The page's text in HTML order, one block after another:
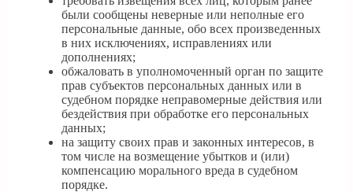
были сообщены неверные или неполные его
персональные данные, обо всех произведенных
в них исключениях, исправлениях или
дополнениях;
обжаловать в уполномоченный орган по защите
прав субъектов персональных данных или в
судебном порядке неправомерные действия или
бездействия при обработке его персональных
данных;
на защиту своих прав и законных интересов, в
том числе на возмещение убытков и (или)
компенсацию морального вреда в судебном
порядке.